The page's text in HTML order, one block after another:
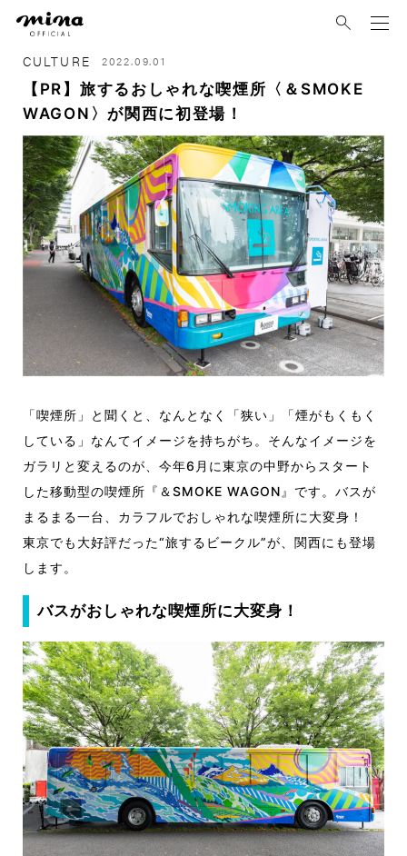
CULTURE 2022.09.01
【PR】旅するおしゃれな喫煙所〈＆SMOKE
WAGON〉が関西に初登場！
「喫煙所」と聞くと、なんとなく「狭い」「煙がもくもく
している」なんてイメージを持ちがち。そんなイメージを
ガラリと変えるのが、今年6月に東京の中野からスタート
した移動型の喫煙所『＆SMOKE WAGON』です。バスが
まるまる一台、カラフルでおしゃれな喫煙所に大変身！
東京でも大好評だった“旅するビークル”が、関西にも登場
します。
バスがおしゃれな喫煙所に大変身！